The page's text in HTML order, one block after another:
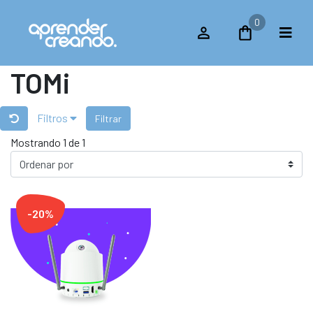
0
TOMi
Filtros Filtrar
Mostrando 1 de 1
-20%